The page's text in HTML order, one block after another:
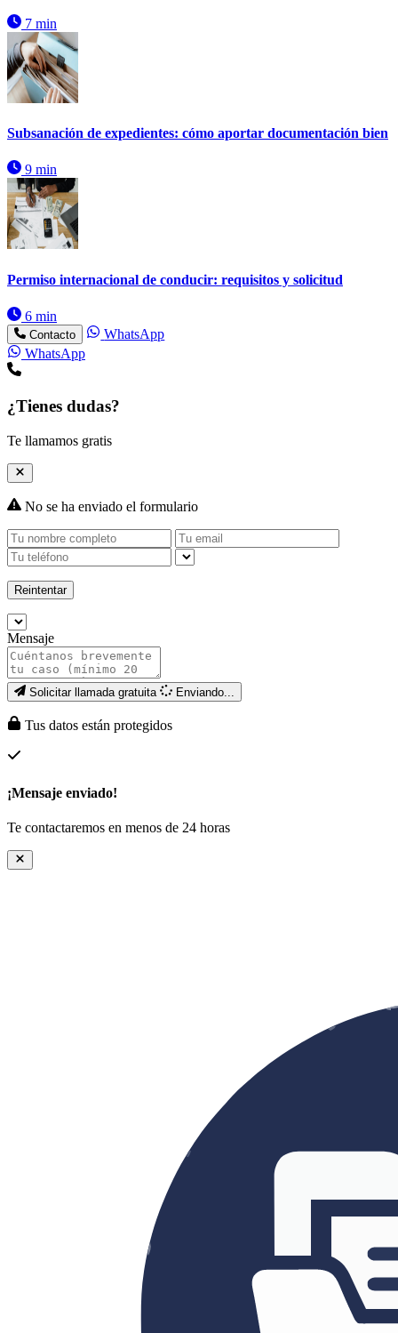
7 min
Subsanación de expedientes: cómo aportar documentación bien
9 min
Permiso internacional de conducir: requisitos y solicitud
6 min
Contacto
WhatsApp
WhatsApp
¿Tienes dudas?
Te llamamos gratis
No se ha enviado el formulario
Reintentar
Mensaje
Solicitar llamada gratuita Enviando...
Tus datos están protegidos
¡Mensaje enviado!
Te contactaremos en menos de 24 horas